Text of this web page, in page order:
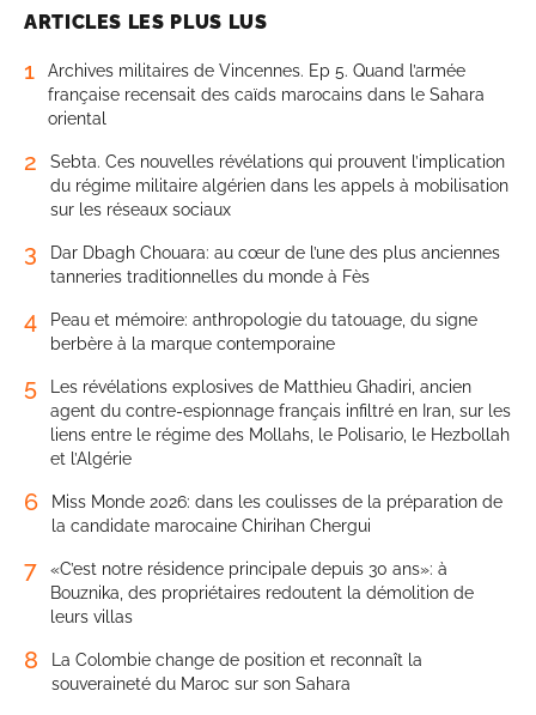
ARTICLES LES PLUS LUS
1
Archives militaires de Vincennes. Ep 5. Quand l’armée
française recensait des caïds marocains dans le Sahara
oriental
2
Sebta. Ces nouvelles révélations qui prouvent l’implication
du régime militaire algérien dans les appels à mobilisation
sur les réseaux sociaux
3
Dar Dbagh Chouara: au cœur de l’une des plus anciennes
tanneries traditionnelles du monde à Fès
4
Peau et mémoire: anthropologie du tatouage, du signe
berbère à la marque contemporaine
5
Les révélations explosives de Matthieu Ghadiri, ancien
agent du contre-espionnage français infiltré en Iran, sur les
liens entre le régime des Mollahs, le Polisario, le Hezbollah
et l’Algérie
6
Miss Monde 2026: dans les coulisses de la préparation de
la candidate marocaine Chirihan Chergui
7
«C’est notre résidence principale depuis 30 ans»: à
Bouznika, des propriétaires redoutent la démolition de
leurs villas
8
La Colombie change de position et reconnaît la
souveraineté du Maroc sur son Sahara